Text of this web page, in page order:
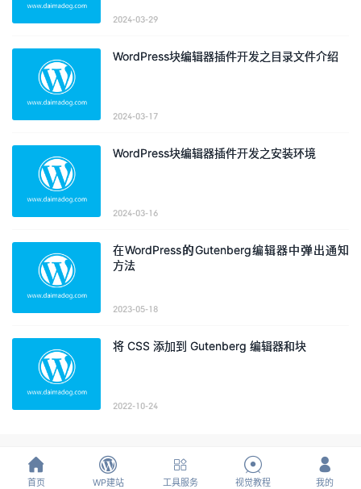
2024-03-29
WordPress块编辑器插件开发之目录文件介绍
2024-03-17
WordPress块编辑器插件开发之安装环境
2024-03-16
在WordPress的Gutenberg编辑器中弹出通知
方法
2023-05-18
将 CSS 添加到 Gutenberg 编辑器和块
2022-10-24

首页

WP建站

工具服务

视觉教程

我的